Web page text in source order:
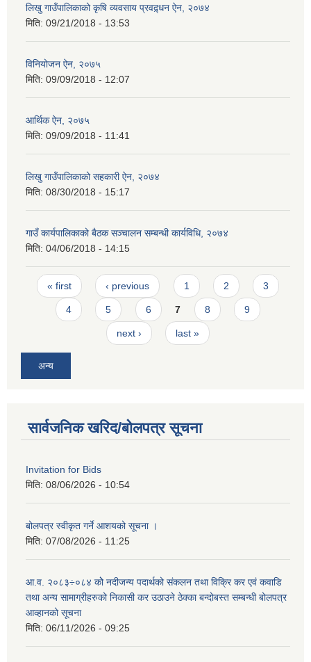
लिखु गाउँपालिकाको कृषि व्यवसाय प्रवद्र्धन ऐन, २०७४
मिति: 09/21/2018 - 13:53
विनियोजन ऐन, २०७५
मिति: 09/09/2018 - 12:07
आर्थिक ऐन, २०७५
मिति: 09/09/2018 - 11:41
लिखु गाउँपालिकाको सहकारी ऐन, २०७४
मिति: 08/30/2018 - 15:17
गाउँ कार्यपालिकाको बैठक सञ्चालन सम्बन्धी कार्यविधि, २०७४
मिति: 04/06/2018 - 14:15
Pages
« first ‹ previous 1 2 3
4 5 6 7 8 9
next › last »
अन्य
सार्वजनिक खरिद/बोलपत्र सूचना
Invitation for Bids
मिति: 08/06/2026 - 10:54
बोलपत्र स्वीकृत गर्ने आशयको सूचना ।
मिति: 07/08/2026 - 11:25
आ.व. २०८३÷०८४ कोे नदीजन्य पदार्थको संकलन तथा विक्रि कर एवं कवाडि
तथा अन्य सामाग्रीहरुको निकासी कर उठाउने ठेक्का बन्दोबस्त सम्बन्धी बोलपत्र
आव्हानको सूचना
मिति: 06/11/2026 - 09:25